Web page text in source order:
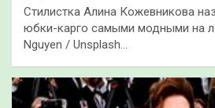
Стилистка Алина Кожевникова
юбки-карго самыми модными на
Nguyen / Unsplash…